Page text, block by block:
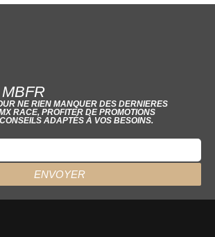
NE RIEN MANQUER DES DERNIERES
RACE, PROFITER DE PROMOTIONS
ADAPTÉS À VOS BESOINS.
ENVOYER